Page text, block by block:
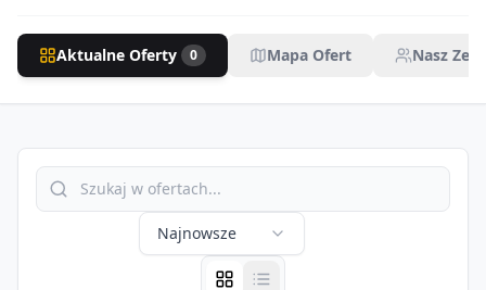
Aktualne Oferty 0 Mapa Ofert Nasz
Najnowsze